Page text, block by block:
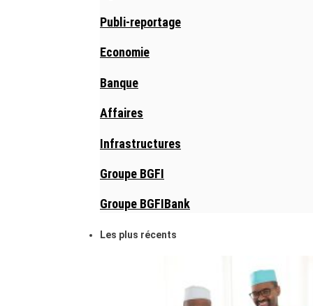
Publi-reportage
Economie
Banque
Affaires
Infrastructures
Groupe BGFI
Groupe BGFIBank
Les plus récents